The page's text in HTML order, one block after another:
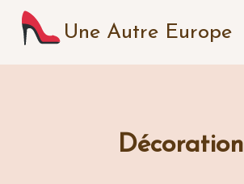
Aller
Une Autre Europe
Décoration